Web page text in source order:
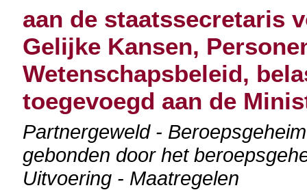
aan de staatssecretaris
Gelijke Kansen,
Wetenschapsbeleid,
toegevoegd aan de
Partnergeweld -
gebonden door het
Uitvoering - Maatregelen